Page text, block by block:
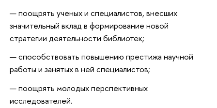
поощрять ученых и специалистов, внесших
значительный вклад в формирование новой
стратегии деятельности библиотек;
способствовать повышению престижа научной
работы и занятых в ней специалистов;
поощрять молодых перспективных
исследователей.